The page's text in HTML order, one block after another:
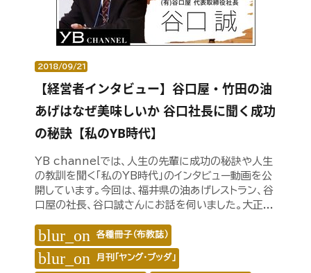
2018/09/21
【経営者インタビュー】谷口屋・竹田の油
あげはなぜ美味しいか 谷口社長に聞く成功
の秘訣【私のYB時代】
YB channelでは、人生の先輩に成功の秘訣や人生
の教訓を聞く「私のYB時代」のインタビュー動画を公
開しています。今回は、福井県の油あげレストラン、谷
口屋の社長、谷口誠さんにお話を伺いました。大正...
blur_on 各種冊子（布教誌）
blur_on 月刊「ヤング・ブッダ」